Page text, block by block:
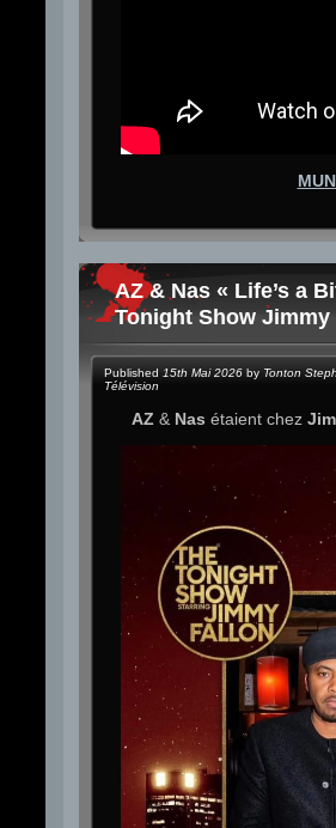
AZ & Nas « Life’s a
Tonight Show Jimmy
Published 15th Mai 2026 by Tonton Steph
Télévision
AZ & Nas étaient chez